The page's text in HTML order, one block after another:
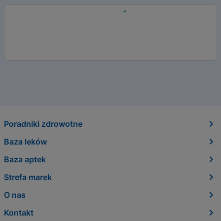
Poradniki zdrowotne
Baza leków
Baza aptek
Strefa marek
O nas
Kontakt